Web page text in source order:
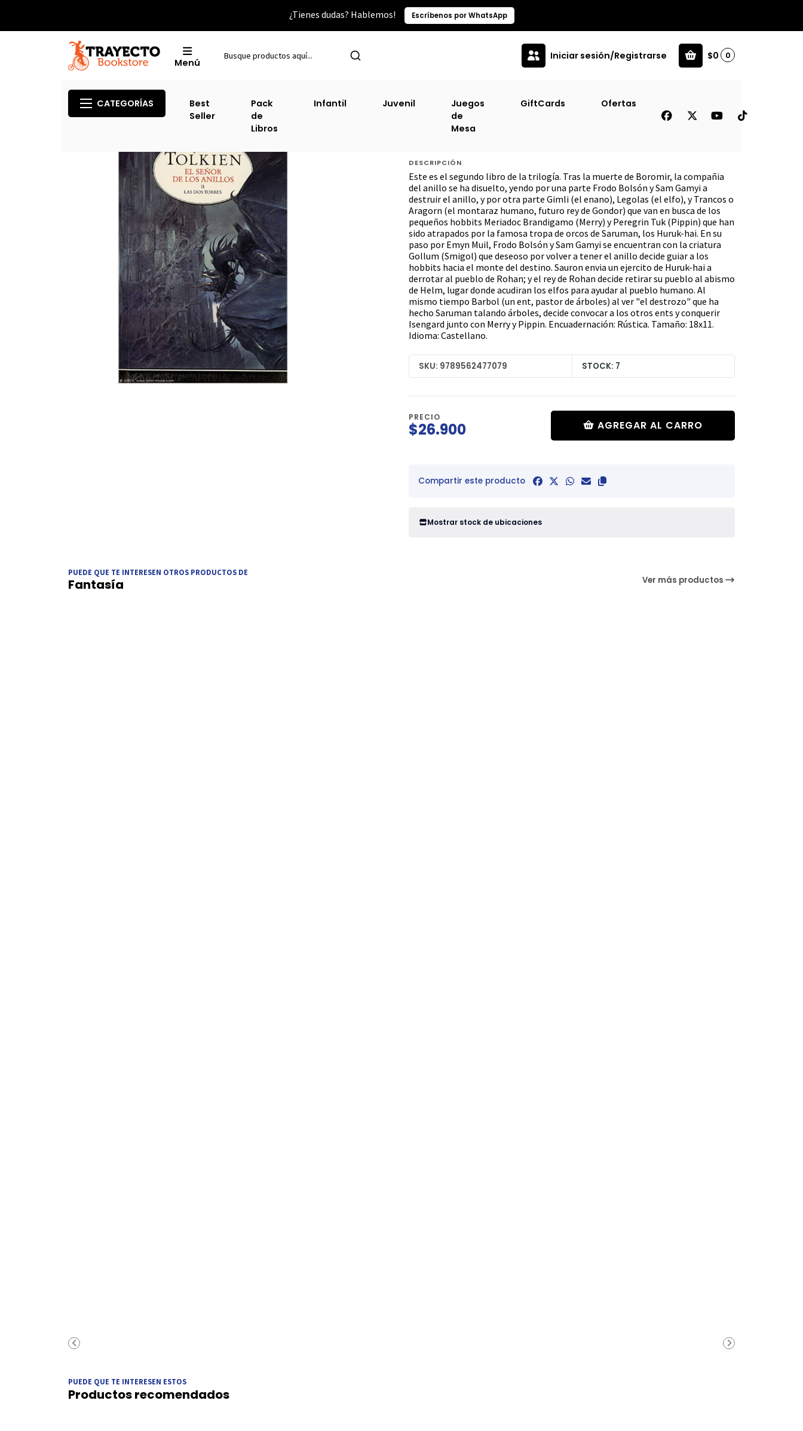
¿Tienes dudas? Hablemos! Escríbenos por WhatsApp
Menú
Iniciar sesión/Registrarse $0 0
CATEGORÍAS
Best
Seller
Pack
de
Libros
Infantil Juvenil
Juegos
de
Mesa
GiftCards Ofertas
Dos Torres, Las - El Señor De Los Anillos 2 #
DESCRIPCIÓN
Este es el segundo libro de la trilogía. Tras la muerte de Boromir, la compañia
del anillo se ha disuelto, yendo por una parte Frodo Bolsón y Sam Gamyi a
destruir el anillo, y por otra parte Gimli (el enano), Legolas (el elfo), y Trancos o
Aragorn (el montaraz humano, futuro rey de Gondor) que van en busca de los
pequeños hobbits Meriadoc Brandigamo (Merry) y Peregrin Tuk (Pippin) que han
sido atrapados por la famosa tropa de orcos de Saruman, los Huruk-hai. En su
paso por Emyn Muil, Frodo Bolsón y Sam Gamyi se encuentran con la criatura
Gollum (Smigol) que deseoso por volver a tener el anillo decide guiar a los
hobbits hacia el monte del destino. Sauron envia un ejercito de Huruk-hai a
derrotar al pueblo de Rohan; y el rey de Rohan decide retirar su pueblo al abismo
de Helm, lugar donde acudiran los elfos para ayudar al pueblo humano. Al
mismo tiempo Barbol (un ent, pastor de árboles) al ver "el destrozo" que ha
hecho Saruman talando árboles, decide convocar a los otros ents y conquerir
Isengard junto con Merry y Pippin. Encuadernación: Rústica. Tamaño: 18x11.
Idioma: Castellano.
SKU: 9789562477079 STOCK: 7
PRECIO
$26.900 AGREGAR AL CARRO
Compartir este producto
Mostrar stock de ubicaciones
PUEDE QUE TE INTERESEN OTROS PRODUCTOS DE
Fantasía Ver más productos
PUEDE QUE TE INTERESEN ESTOS
Productos recomendados